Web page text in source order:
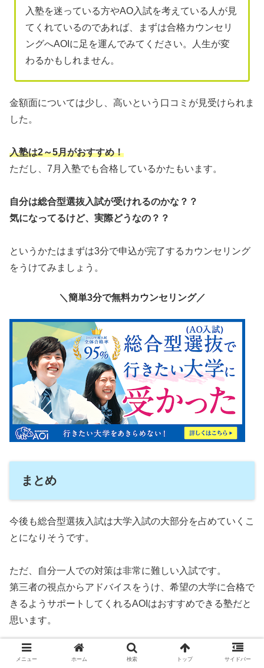
入塾を迷っている方やAO入試を考えている人が見
てくれているのであれば、まずは合格カウンセリ
ングへAOIに足を運んでみてください。人生が変
わるかもしれません。
金額面については少し、高いという口コミが見受けられま
した。
入塾は2～5月がおすすめ！
ただし、7月入塾でも合格しているかたもいます。
自分は総合型選抜入試が受けれるのかな？？
気になってるけど、実際どうなの？？
というかたはまずは3分で申込が完了するカウンセリング
をうけてみましょう。
＼簡単3分で無料カウンセリング／
まとめ
今後も総合型選抜入試は大学入試の大部分を占めていくこ
とになりそうです。
ただ、自分一人での対策は非常に難しい入試です。
第三者の視点からアドバイスをうけ、希望の大学に合格で
きるようサポートしてくれるAOIはおすすめできる塾だと
思います。
ぜひ無料カウンセリングだけでもきいてみてくださいね。
メニュー ホーム 検索 トップ サイドバー